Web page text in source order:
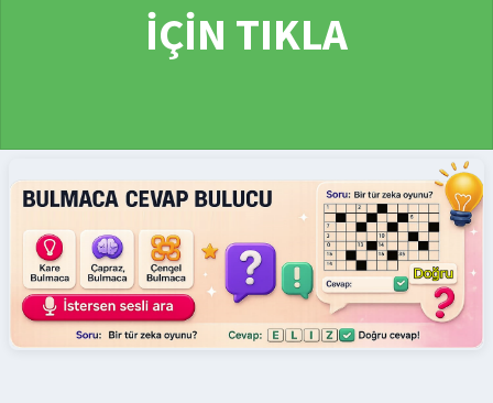
İÇİN TIKLA